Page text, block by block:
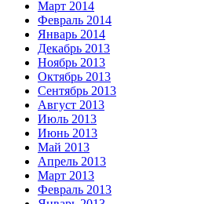
Март 2014
Февраль 2014
Январь 2014
Декабрь 2013
Ноябрь 2013
Октябрь 2013
Сентябрь 2013
Август 2013
Июль 2013
Июнь 2013
Май 2013
Апрель 2013
Март 2013
Февраль 2013